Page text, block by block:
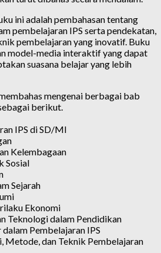
ini adalah pembahasan tentang
pembelajaran IPS serta pendekatan,
pembelajaran yang inovatif. Buku
model-media interaktif yang dapat
suasana belajar yang lebih
mengenai berbagai bab
berikut.
IPS di SD/MI
Kelembagaan
Sosial
Sejarah
Ekonomi
Teknologi dalam Pendidikan
Pembelajaran IPS
Metode, dan Teknik Pembelajaran